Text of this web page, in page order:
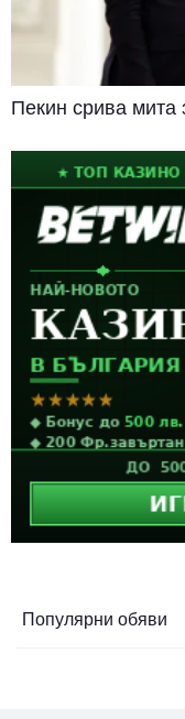
Пекин срива мита
Популярни обяви